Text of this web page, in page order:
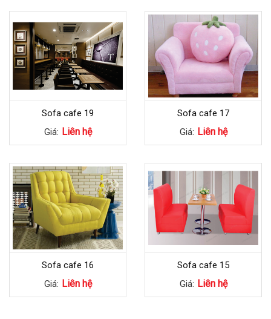
Sofa cafe 19
Giá: Liên hệ
Sofa cafe 17
Giá: Liên hệ
Sofa cafe 16
Giá: Liên hệ
Sofa cafe 15
Giá: Liên hệ